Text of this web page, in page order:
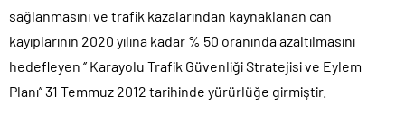
sağlanmasını ve trafik kazalarından kaynaklanan can
kayıplarının 2020 yılına kadar % 50 oranında azaltılmasını
hedefleyen ‘’ Karayolu Trafik Güvenliği Stratejisi ve Eylem
Planı’’ 31 Temmuz 2012 tarihinde yürürlüğe girmiştir.